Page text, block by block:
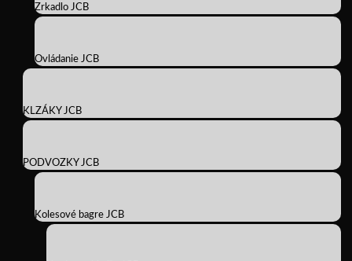
Zrkadlo JCB
Ovládanie JCB
KLZÁKY JCB
PODVOZKY JCB
Kolesové bagre JCB